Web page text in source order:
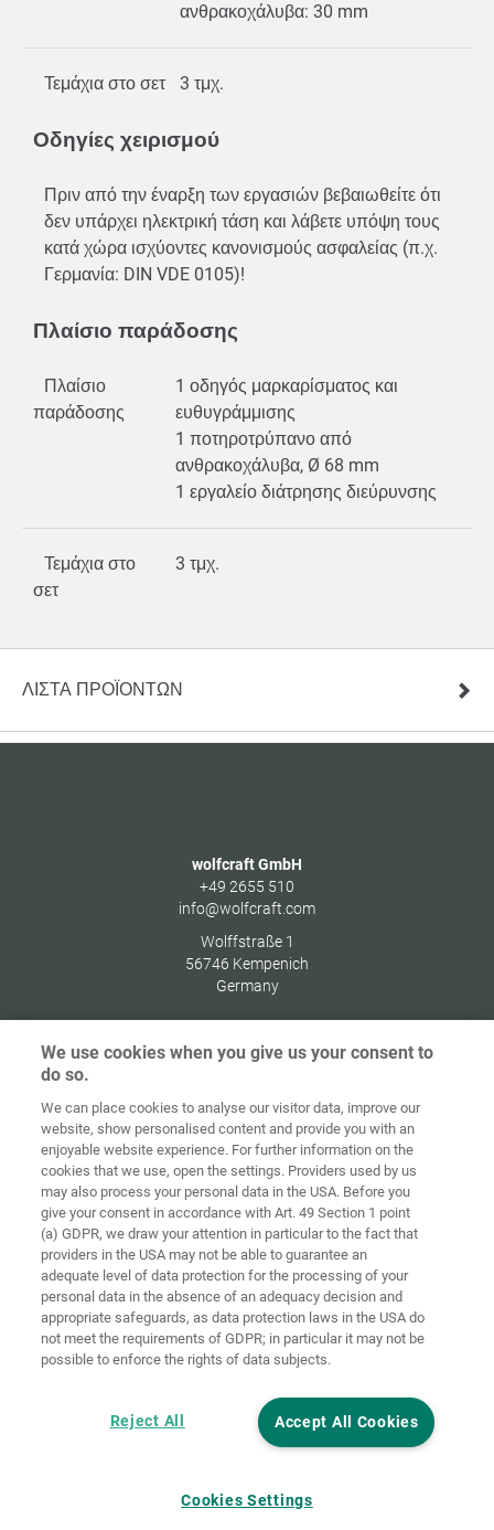
ανθρακοχάλυβα: 30 mm
Τεμάχια στο σετ 3 τμχ.
Οδηγίες χειρισμού
Πριν από την έναρξη των εργασιών βεβαιωθείτε ότι
δεν υπάρχει ηλεκτρική τάση και λάβετε υπόψη τους
κατά χώρα ισχύοντες κανονισμούς ασφαλείας (π.χ.
Γερμανία: DIN VDE 0105)!
Πλαίσιο παράδοσης
Πλαίσιο
παράδοσης
1 οδηγός μαρκαρίσματος και
ευθυγράμμισης
1 ποτηροτρύπανο από
ανθρακοχάλυβα, Ø 68 mm
1 εργαλείο διάτρησης διεύρυνσης
Τεμάχια στο
σετ
3 τμχ.
ΛΊΣΤΑ ΠΡΟΪΌΝΤΩΝ
wolfcraft GmbH
+49 2655 510
info@wolfcraft.com
Wolffstraße 1
56746 Kempenich
Germany
Αρχική Επικοινωνία
Στοιχεία
έκδοσης
Προστασία
δεδομένων
Γενικοί Όροι
Συναλλαγών
Οδηγίες για
Cookies Σύνδεση
Accessibility
Statement
Ρυθμίσεις cookies
We use cookies when you give us your consent to
do so.
We can place cookies to analyse our visitor data, improve our
website, show personalised content and provide you with an
enjoyable website experience. For further information on the
cookies that we use, open the settings. Providers used by us
may also process your personal data in the USA. Before you
give your consent in accordance with Art. 49 Section 1 point
(a) GDPR, we draw your attention in particular to the fact that
providers in the USA may not be able to guarantee an
adequate level of data protection for the processing of your
personal data in the absence of an adequacy decision and
appropriate safeguards, as data protection laws in the USA do
not meet the requirements of GDPR; in particular it may not be
possible to enforce the rights of data subjects.
Accept All Cookies
Reject All
Cookies Settings